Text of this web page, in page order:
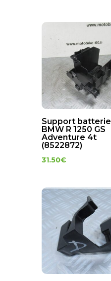
Support batterie
BMW R 1250 GS
Adventure 4t
(8522872)
31.50€